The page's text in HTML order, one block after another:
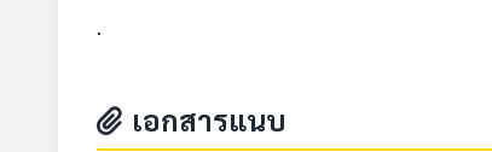
.
เอกสารแนบ